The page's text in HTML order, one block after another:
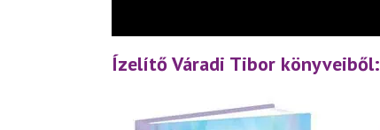
Ízelítő Váradi Tibor könyveiből: